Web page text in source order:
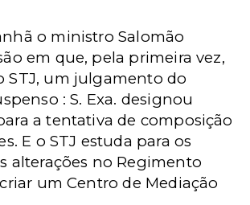
o ministro Salomão
em que, pela primeira vez,
STJ, um julgamento do
: S. Exa. designou
a tentativa de composição
E o STJ estuda para os
alterações no Regimento
um Centro de Mediação